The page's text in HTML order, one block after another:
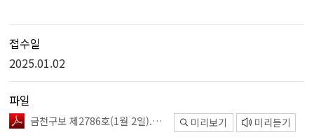
접수일
2025.01.02
파일
금천구보 제2786호(1월 2일).pdf 미리보기 미리듣기